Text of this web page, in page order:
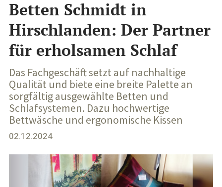
Betten Schmidt in
Hirschlanden: Der Partner
für erholsamen Schlaf
Das Fachgeschäft setzt auf nachhaltige
Qualität und biete eine breite Palette an
sorgfältig ausgewählte Betten und
Schlafsystemen. Dazu hochwertige
Bettwäsche und ergonomische Kissen
02.12.2024